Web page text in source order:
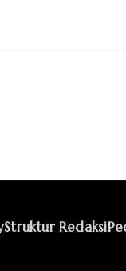
Struktur Redaksi